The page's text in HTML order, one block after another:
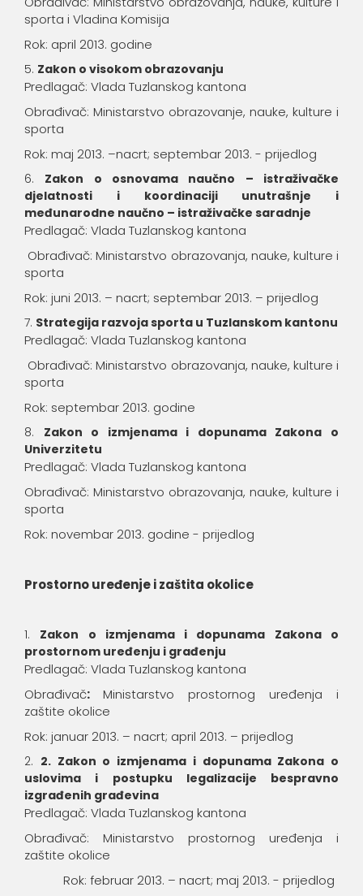
sporta i Vladina Komisija
Rok: april 2013. godine
Zakon o visokom obrazovanju
Predlagač: Vlada Tuzlanskog kantona
Obrađivač: Ministarstvo obrazovanje, nauke, kulture i
sporta
Rok: maj 2013. –nacrt; septembar 2013. - prijedlog
Zakon o osnovama naučno – istraživačke
djelatnosti i koordinaciji unutrašnje i
međunarodne naučno – istraživačke saradnje
Predlagač: Vlada Tuzlanskog kantona
Obrađivač: Ministarstvo obrazovanja, nauke, kulture i
sporta
Rok: juni 2013. – nacrt; septembar 2013. – prijedlog
Strategija razvoja sporta u Tuzlanskom kantonu
Predlagač: Vlada Tuzlanskog kantona
Obrađivač: Ministarstvo obrazovanja, nauke, kulture i
sporta
Rok: septembar 2013. godine
Zakon o izmjenama i dopunama Zakona o
Univerzitetu
Predlagač: Vlada Tuzlanskog kantona
Obrađivač: Ministarstvo obrazovanja, nauke, kulture i
sporta
Rok: novembar 2013. godine - prijedlog
Prostorno uređenje i zaštita okolice
Zakon o izmjenama i dopunama Zakona o
prostornom uređenju i građenju
Predlagač: Vlada Tuzlanskog kantona
Obrađivač: Ministarstvo prostornog uređenja i
zaštite okolice
Rok: januar 2013. – nacrt; april 2013. – prijedlog
2. Zakon o izmjenama i dopunama Zakona o
uslovima i postupku legalizacije bespravno
izgrađenih građevina
Predlagač: Vlada Tuzlanskog kantona
Obrađivač: Ministarstvo prostornog uređenja i
zaštite okolice
Rok: februar 2013. – nacrt; maj 2013. - prijedlog